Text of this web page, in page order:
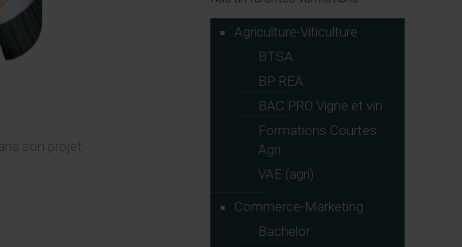
son projet.
Agriculture-Viticulture
BTSA
BP REA
BAC PRO Vigne et vin
Formations Courtes
Agri
VAE (agri)
Commerce-Marketing
Bachelor